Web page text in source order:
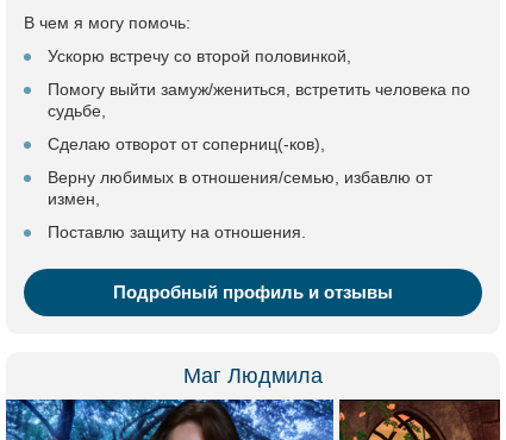
В чем я могу помочь:
Ускорю встречу со второй половинкой,
Помогу выйти замуж/жениться, встретить человека по
судьбе,
Сделаю отворот от соперниц(-ков),
Верну любимых в отношения/семью, избавлю от
измен,
Поставлю защиту на отношения.
Подробный профиль и отзывы
Маг Людмила